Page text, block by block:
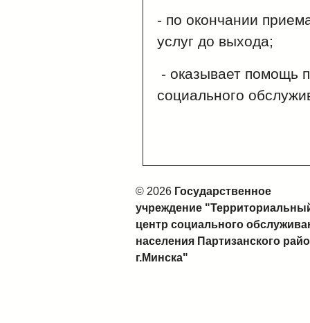
- по окончании
услуг до выхода;
- оказывает помощь
социального
© 2026 Государственное
учреждение
центр социального
населения Партизанского
г.Минска"